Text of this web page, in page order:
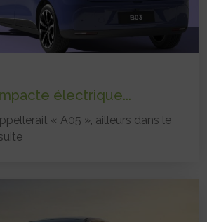
électrique...
« A05 », ailleurs dans le